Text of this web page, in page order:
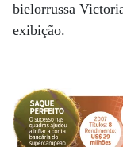
bielorrussa
exibição.